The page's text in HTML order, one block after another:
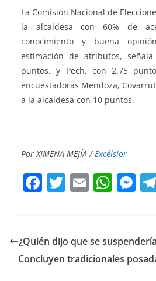
La Comisión Nacional de
la alcaldesa con 60% de
conocimiento y buena
estimación de atributos,
puntos, y Pech, con 2.75
encuestadoras Mendoza,
a la alcaldesa con 10 puntos.
Por XIMENA MEJÍA / Excélsior
F
a
e
b
T
w
er
E
m
l
W
h
s
A
M
e
e
n
¿Quién dijo que se
Concluyen tradicionales